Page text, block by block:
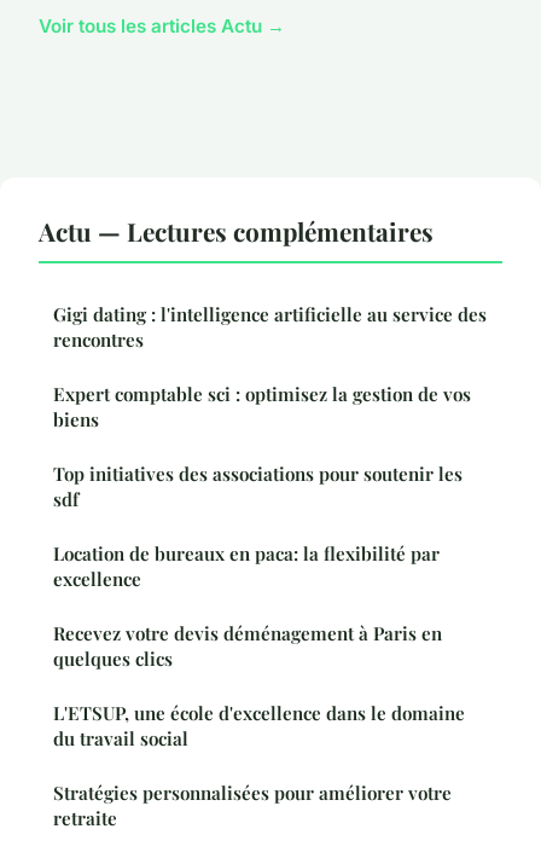
Voir tous les articles Actu →
Actu — Lectures complémentaires
Gigi dating : l'intelligence artificielle au service des
rencontres
Expert comptable sci : optimisez la gestion de vos
biens
Top initiatives des associations pour soutenir les
sdf
Location de bureaux en paca: la flexibilité par
excellence
Recevez votre devis déménagement à Paris en
quelques clics
L'ETSUP, une école d'excellence dans le domaine
du travail social
Stratégies personnalisées pour améliorer votre
retraite